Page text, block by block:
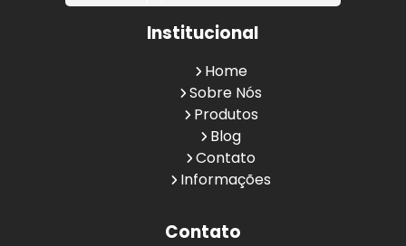
Institucional
Home
Sobre Nós
Produtos
Blog
Contato
Informações
Contato